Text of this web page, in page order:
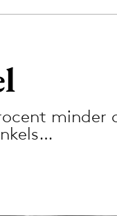
minder